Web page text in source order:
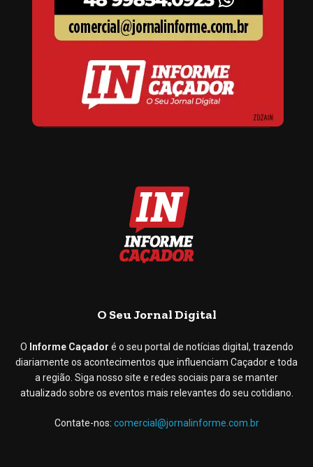
O Seu Jornal Digital
O Informe Caçador é o seu portal de notícias digital, trazendo
diariamente os acontecimentos que influenciam Caçador e toda
a região. Siga nosso site e redes sociais para se manter
atualizado sobre os eventos mais relevantes do seu cotidiano.
Contate-nos: comercial@jornalinforme.com.br